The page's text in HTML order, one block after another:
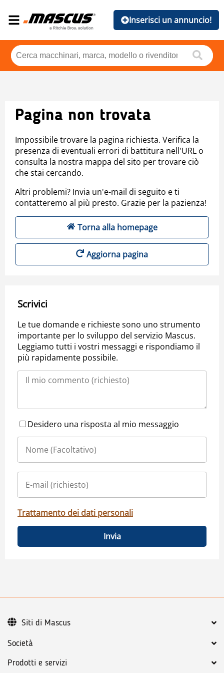
Inserisci un annuncio!
Pagina non trovata
Impossibile trovare la pagina richiesta. Verifica la
presenza di eventuali errori di battitura nell'URL o
consulta la nostra mappa del sito per trovare ciò
che stai cercando.
Altri problemi? Invia un'e-mail di seguito e ti
contatteremo al più presto. Grazie per la pazienza!
Torna alla homepage
Aggiorna pagina
Scrivici
Le tue domande e richieste sono uno strumento
importante per lo sviluppo del servizio Mascus.
Leggiamo tutti i vostri messaggi e rispondiamo il
più rapidamente possibile.
Desidero una risposta al mio messaggio
Trattamento dei dati personali
Invia
Società
Prodotti e servizi
Siti di Mascus